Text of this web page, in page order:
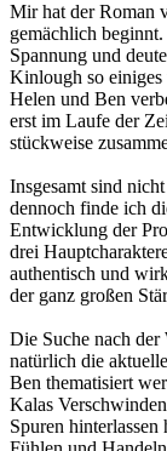
Mir hat der Roman
gemächlich
Spannung und
Kinlough so einiges
Helen und Ben
erst im Laufe der
stückweise
Insgesamt sind
dennoch finde ich
Entwicklung der
drei
authentisch und
der ganz großen
Die Suche nach
natürlich die
Ben thematisiert
Kalas
Spuren